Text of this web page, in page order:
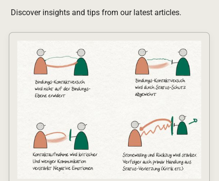
Discover insights and tips from our latest articles.